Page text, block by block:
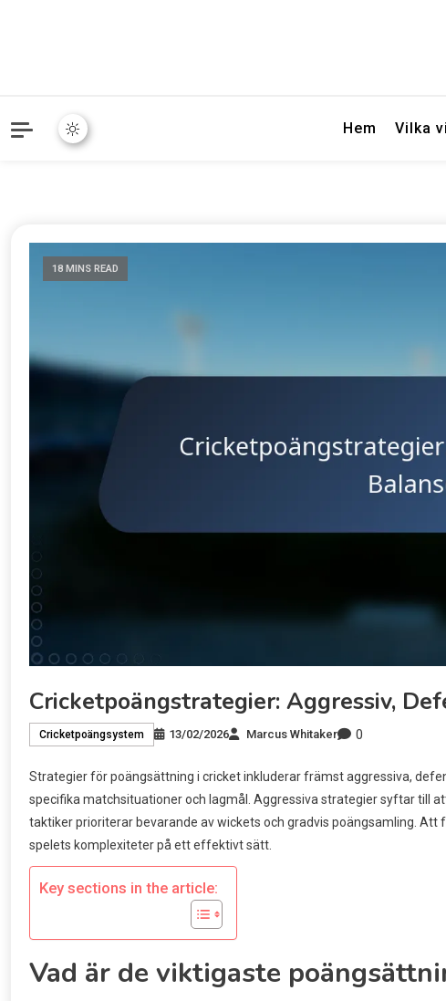
Hem Vilka
18 MINS READ
Cricketpoängstrategier: Aggressiv,
Cricketpoängsystem 13/02/2026 Marcus Whitaker 0
Strategier för poängsättning i cricket inkluderar främst aggressiva,
specifika matchsituationer och lagmål. Aggressiva strategier syftar till
taktiker prioriterar bevarande av wickets och gradvis poängsamling.
spelets komplexiteter på ett effektivt sätt.
Key sections in the article:
Vad är de viktigaste